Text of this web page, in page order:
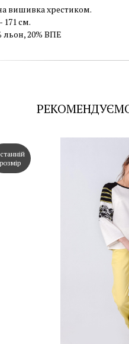
вишивка хрестиком.
171 см.
льон, 20% ВПЕ
розмір